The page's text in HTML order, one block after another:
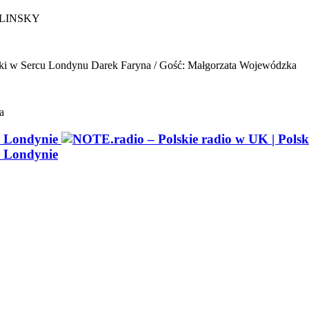
w Sercu Londynu Darek Faryna / Gość: Małgorzata Wojewódzka